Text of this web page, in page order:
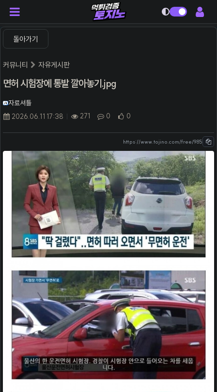
다크모드
돌아가기
커뮤니티 자유게시판
면허 시험장에 통발 깔아놓기.jpg
자료셔틀
2026.06.11 17:38
271 0 0
https://www.tojino.com/free/985
본문